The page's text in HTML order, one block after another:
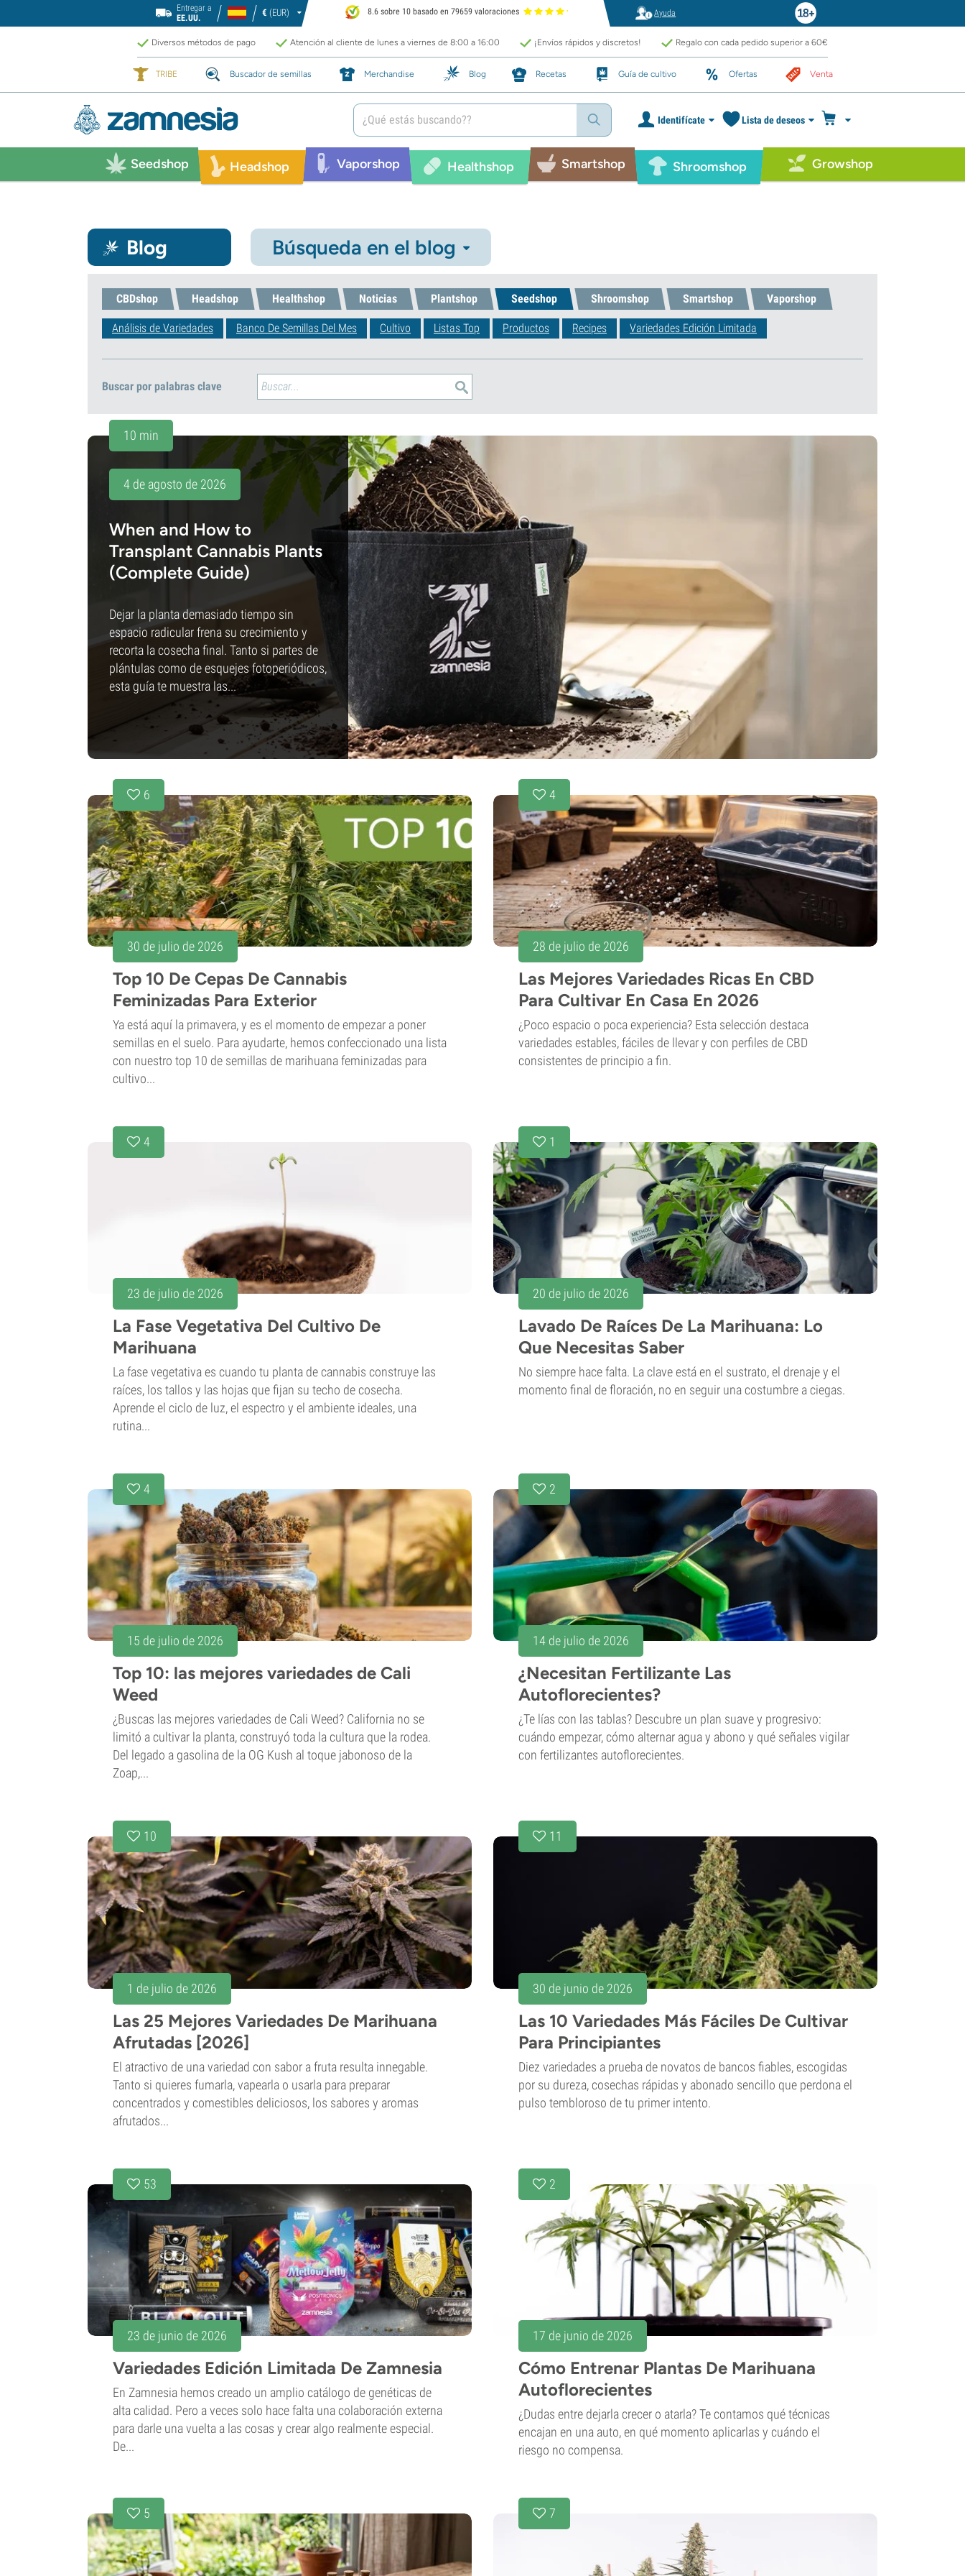
Entregar a
EE.UU.
€ (EUR) 8.6 sobre 10 basado en 79659 valoraciones Ayuda
Diversos métodos de pago Atención al cliente de lunes a viernes de 8:00 a 16:00 ¡Envíos rápidos y discretos! Regalo con cada pedido superior a 60€
TRIBE Buscador de semillas Merchandise Blog Recetas Guía de cultivo Ofertas Venta
Identifícate Lista de deseos
Seedshop Headshop Vaporshop Healthshop Smartshop Shroomshop Growshop
Blog Búsqueda en el blog
CBDshop Headshop Healthshop Noticias Plantshop Seedshop Shroomshop Smartshop Vaporshop
Análisis de Variedades Banco De Semillas Del Mes Cultivo Listas Top Productos Recipes Variedades Edición Limitada
Buscar por palabras clave
10 min
4 de agosto de 2026
When and How to
Transplant Cannabis Plants
(Complete Guide)
Dejar la planta demasiado tiempo sin
espacio radicular frena su crecimiento y
recorta la cosecha final. Tanto si partes de
plántulas como de esquejes fotoperiódicos,
esta guía te muestra las...
6
30 de julio de 2026
Top 10 De Cepas De Cannabis
Feminizadas Para Exterior
Ya está aquí la primavera, y es el momento de empezar a poner
semillas en el suelo. Para ayudarte, hemos confeccionado una lista
con nuestro top 10 de semillas de marihuana feminizadas para
cultivo...
4
28 de julio de 2026
Las Mejores Variedades Ricas En CBD
Para Cultivar En Casa En 2026
¿Poco espacio o poca experiencia? Esta selección destaca
variedades estables, fáciles de llevar y con perfiles de CBD
consistentes de principio a fin.
4
23 de julio de 2026
La Fase Vegetativa Del Cultivo De
Marihuana
La fase vegetativa es cuando tu planta de cannabis construye las
raíces, los tallos y las hojas que fijan su techo de cosecha.
Aprende el ciclo de luz, el espectro y el ambiente ideales, una
rutina...
1
20 de julio de 2026
Lavado De Raíces De La Marihuana: Lo
Que Necesitas Saber
No siempre hace falta. La clave está en el sustrato, el drenaje y el
momento final de floración, no en seguir una costumbre a ciegas.
4
15 de julio de 2026
Top 10: las mejores variedades de Cali
Weed
¿Buscas las mejores variedades de Cali Weed? California no se
limitó a cultivar la planta, construyó toda la cultura que la rodea.
Del legado a gasolina de la OG Kush al toque jabonoso de la
Zoap,...
2
14 de julio de 2026
¿Necesitan Fertilizante Las
Autoflorecientes?
¿Te lías con las tablas? Descubre un plan suave y progresivo:
cuándo empezar, cómo alternar agua y abono y qué señales vigilar
con fertilizantes autoflorecientes.
10
1 de julio de 2026
Las 25 Mejores Variedades De Marihuana
Afrutadas [2026]
El atractivo de una variedad con sabor a fruta resulta innegable.
Tanto si quieres fumarla, vapearla o usarla para preparar
concentrados y comestibles deliciosos, los sabores y aromas
afrutados...
11
30 de junio de 2026
Las 10 Variedades Más Fáciles De Cultivar
Para Principiantes
Diez variedades a prueba de novatos de bancos fiables, escogidas
por su dureza, cosechas rápidas y abonado sencillo que perdona el
pulso tembloroso de tu primer intento.
53
23 de junio de 2026
Variedades Edición Limitada De Zamnesia
En Zamnesia hemos creado un amplio catálogo de genéticas de
alta calidad. Pero a veces solo hace falta una colaboración externa
para darle una vuelta a las cosas y crear algo realmente especial.
De...
2
17 de junio de 2026
Cómo Entrenar Plantas De Marihuana
Autoflorecientes
¿Dudas entre dejarla crecer o atarla? Te contamos qué técnicas
encajan en una auto, en qué momento aplicarlas y cuándo el
riesgo no compensa.
5 7